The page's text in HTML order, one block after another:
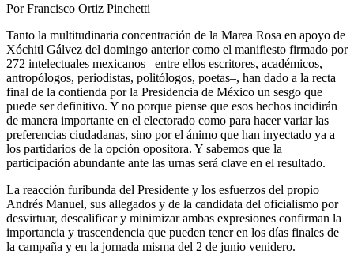
Por Francisco Ortiz Pinchetti
Tanto la multitudinaria concentración de la Marea Rosa en apoyo de
Xóchitl Gálvez del domingo anterior como el manifiesto firmado por
272 intelectuales mexicanos –entre ellos escritores, académicos,
antropólogos, periodistas, politólogos, poetas–, han dado a la recta
final de la contienda por la Presidencia de México un sesgo que
puede ser definitivo. Y no porque piense que esos hechos incidirán
de manera importante en el electorado como para hacer variar las
preferencias ciudadanas, sino por el ánimo que han inyectado ya a
los partidarios de la opción opositora. Y sabemos que la
participación abundante ante las urnas será clave en el resultado.
La reacción furibunda del Presidente y los esfuerzos del propio
Andrés Manuel, sus allegados y de la candidata del oficialismo por
desvirtuar, descalificar y minimizar ambas expresiones confirman la
importancia y trascendencia que pueden tener en los días finales de
la campaña y en la jornada misma del 2 de junio venidero.